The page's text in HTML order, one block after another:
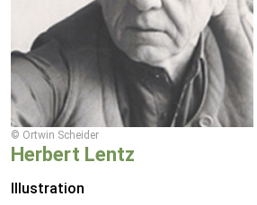
© Ortwin Scheider
Herbert Lentz
Illustration